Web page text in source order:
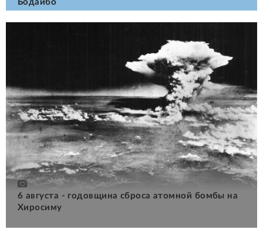
Бодайбо
6 августа - годовщина сброса атомной бомбы на
Хиросиму